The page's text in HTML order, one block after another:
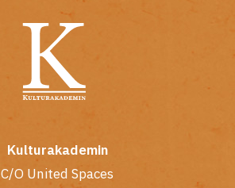
Kulturakademin
C/O United Spaces